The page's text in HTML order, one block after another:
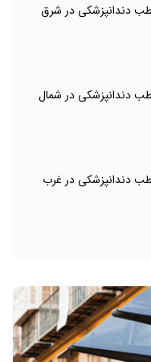
دندانپزشکی در شرق
دندانپزشکی در شمال
دندانپزشکی در غرب